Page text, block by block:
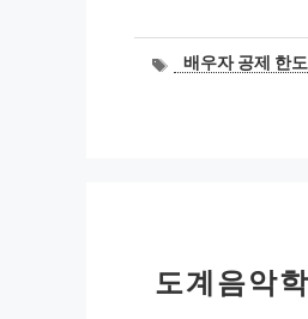
태배우자 공제 한도
도계음악